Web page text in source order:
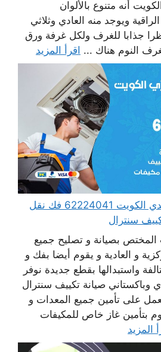
أنه متنوع بالألوان
ويوجد منه العادي وثلاثي
جذابا للغرف ولكل غرفة ورق
النوم هناك ... اقرأ المزيد
فني تكييف مركزي هندي الكويت 62224041 فك نقل
سنترال
بصيانة و تصليح جميع
و العادية و يقوم أيضا بفك و
واستبدالها بقطع جديدة نوفر
وباكستاني صيانة تكييف سنترال
نعمل على تأمين جميع المعدات و
بتأمين غاز خاص للمكيفات
المزيد